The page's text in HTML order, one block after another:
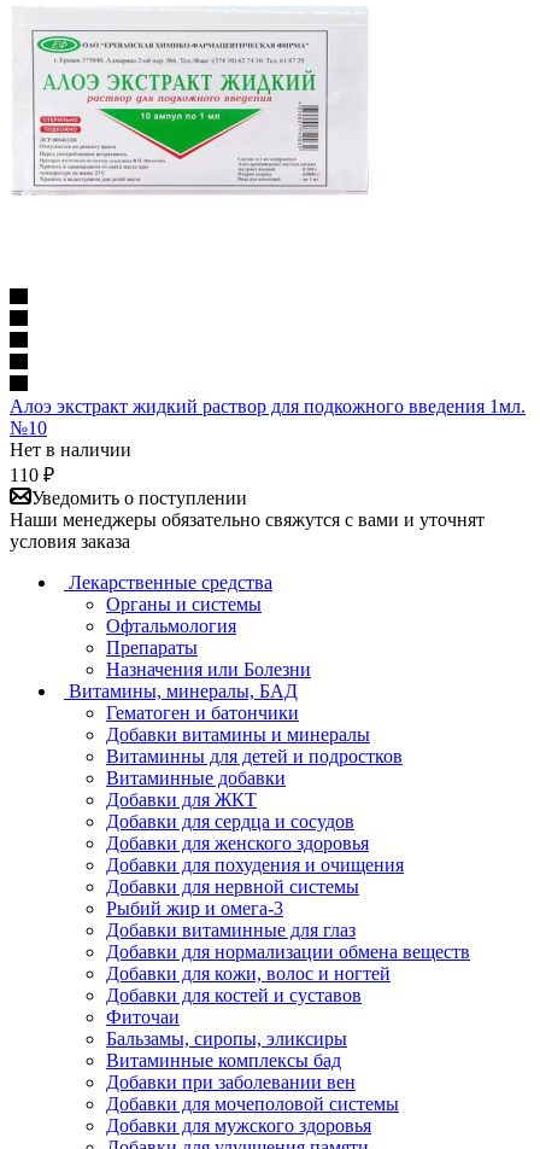
Алоэ экстракт жидкий раствор для подкожного введения 1мл.
№10
Нет в наличии
110 ₽
Уведомить о поступлении
Наши менеджеры обязательно свяжутся с вами и уточнят
условия заказа
Лекарственные средства
Органы и системы
Офтальмология
Препараты
Назначения или Болезни
Витамины, минералы, БАД
Гематоген и батончики
Добавки витамины и минералы
Витаминны для детей и подростков
Витаминные добавки
Добавки для ЖКТ
Добавки для сердца и сосудов
Добавки для женского здоровья
Добавки для похудения и очищения
Добавки для нервной системы
Рыбий жир и омега-3
Добавки витаминные для глаз
Добавки для нормализации обмена веществ
Добавки для кожи, волос и ногтей
Добавки для костей и суставов
Фиточаи
Бальзамы, сиропы, эликсиры
Витаминные комплексы бад
Добавки при заболевании вен
Добавки для мочеполовой системы
Добавки для мужского здоровья